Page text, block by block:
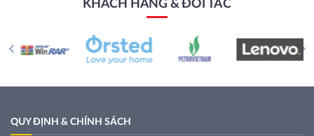
KHÁCH HÀNG & ĐỐI TÁC
QUY ĐỊNH & CHÍNH SÁCH